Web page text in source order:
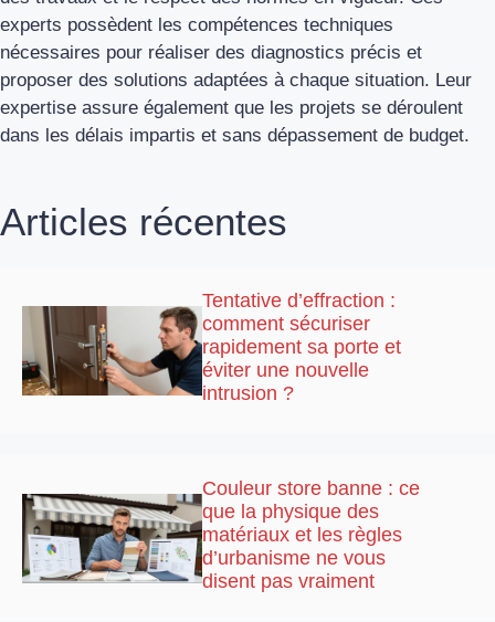
experts possèdent les compétences techniques
nécessaires pour réaliser des diagnostics précis et
proposer des solutions adaptées à chaque situation. Leur
expertise assure également que les projets se déroulent
dans les délais impartis et sans dépassement de budget.
Articles récentes
Tentative d’effraction :
comment sécuriser
rapidement sa porte et
éviter une nouvelle
intrusion ?
Couleur store banne : ce
que la physique des
matériaux et les règles
d’urbanisme ne vous
disent pas vraiment